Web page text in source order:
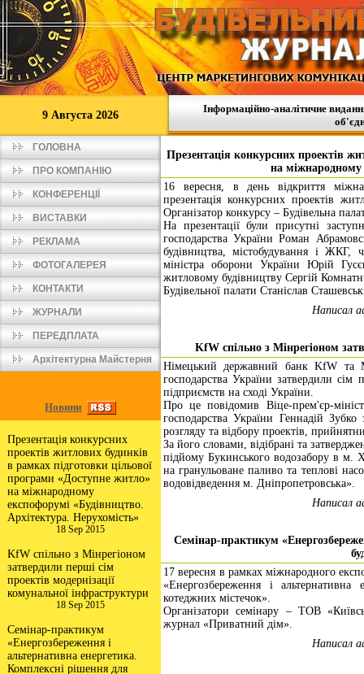
9 Августа 2026
Інформаційно-аналітичне
ГОЛОВНА
ПРО КОМПАНІЮ
КОНФЕРЕНЦІЇ
ВИСТАВКИ
РЕКЛАМА
ФОТОГАЛЕРЕЯ
КОНТАКТИ
ЖУРНАЛИ
ПЕРЕДПЛАТА
Архітектурна Майстерня
Новини
Презентація конкурсних
проектів житлових будинків
в рамках підготовки цільової
програми «Доступне житло»
на міжнародному
експофорумі «Будівництво.
Архітектура. Нерухомість»
18 Sep 2015
KfW спільно з Мінрегіоном
затвердили перші сім
проектів модернізації
комунальної інфраструктури
18 Sep 2015
Семінар-практикум
«Енергозбереження і
альтернативна енергетика.
Комплексні рішення для
Презентація конкурсних проектів
на міжнародному
16 вересня, в день відкриття
презентація конкурсних проектів
Організатор конкурсу – Будівельна
На презентації були присутні
господарства України Роман
будівництва, містобудування і ЖКГ,
міністра оборони України Юрій
житловому будівництву Сергій
Будівельної палати Станіслав
Написал
KfW спільно з Мінрегіоном
Німецький державний банк KfW та
господарства України затвердили сім
підприємств на сході України.
Про це повідомив Віце-прем'єр-
господарства України Геннадій Зубко
розгляду та відбору проектів,
За його словами, відібрані та
підйому Букинського водозабору в м.
на гранульоване паливо та теплові
водовідведення м. Дніпропетровська».
Написал
Семінар-практикум
17 вересня в рамках міжнародного
«Енергозбереження і
котеджних містечок».
Організатори семінару – ТОВ
журнал «Приватний дім».
Написал